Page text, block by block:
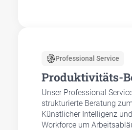
Pro­fes­sio­nal Ser­vice
Pro­duk­ti­vi­täts-
Unser Pro­fes­sio­nal
struk­tu­rier­te Bera­tung
Künst­li­cher Intel­li­genz
Work­force um